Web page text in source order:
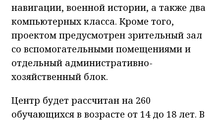
навигации, военной истории, а также два
компьютерных класса. Кроме того,
проектом предусмотрен зрительный зал
со вспомогательными помещениями и
отдельный административно-
хозяйственный блок.
Центр будет рассчитан на 260
обучающихся в возрасте от 14 до 18 лет. В